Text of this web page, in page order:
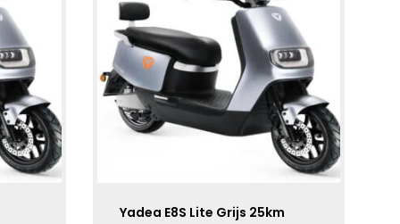
Yadea E8S Lite Grijs 25km